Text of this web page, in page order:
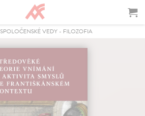
SPOLOČENSKÉ VEDY - FILOZOFIA